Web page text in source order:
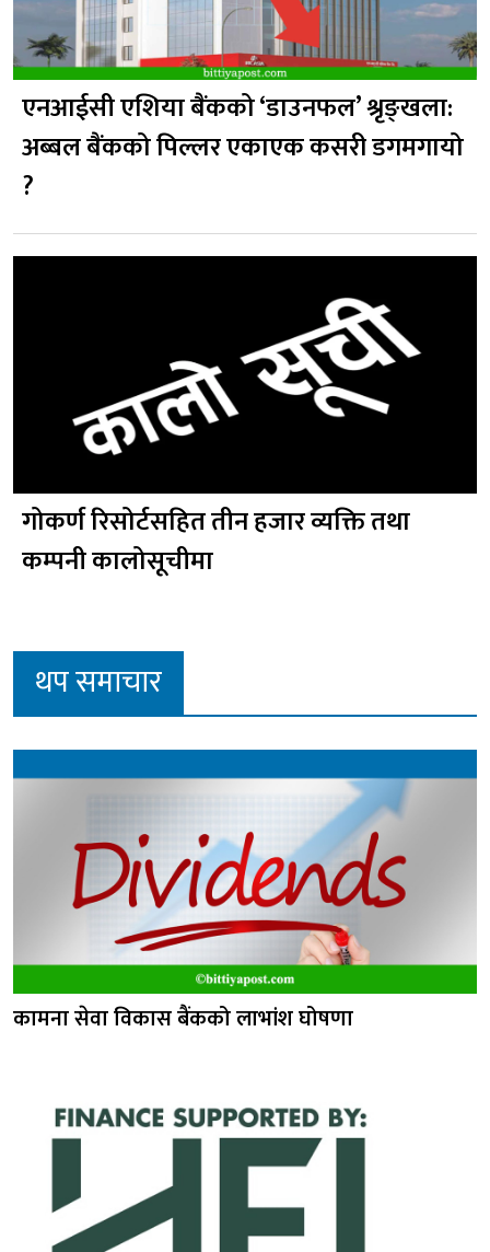
एनआईसी एशिया बैंकको ‘डाउनफल’ श्रृङ्खला:
अब्बल बैंकको पिल्लर एकाएक कसरी डगमगायो
?
गोकर्ण रिसोर्टसहित तीन हजार व्यक्ति तथा
कम्पनी कालोसूचीमा
थप समाचार
कामना सेवा विकास बैंकको लाभांश घोषणा